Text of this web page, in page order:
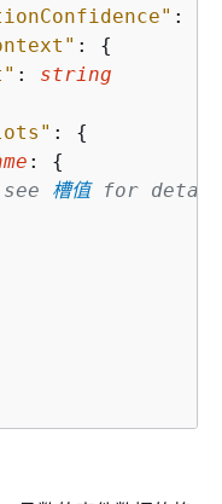
:
: {
: string
: {
: {
槽值 for